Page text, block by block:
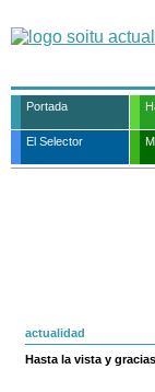
Portada
El Selector
actualidad
Hasta la vista y gracias